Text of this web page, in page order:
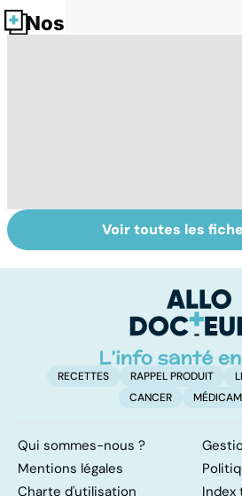
Nos fiches santé
Tout savoir sur le
cerveau
Voir toutes les
RECETTES RAPPEL PRODUIT
CANCER
Qui sommes-nous ?
Mentions légales
Charte d'utilisation
Index